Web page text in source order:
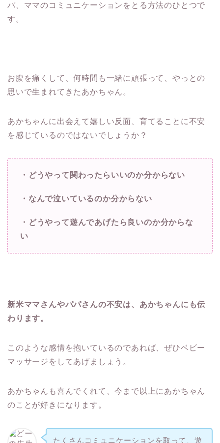
パ、ママのコミュニケーションをとる方法のひとつで
す。
お腹を痛くして、何時間も一緒に頑張って、やっとの
思いで生まれてきたあかちゃん。
あかちゃんに出会えて嬉しい反面、育てることに不安
を感じているのではないでしょうか？
・どうやって関わったらいいのか分からない
・なんで泣いているのか分からない
・どうやって遊んであげたら良いのか分からな
い
新米ママさんやパパさんの不安は、あかちゃんにも伝
わります。
このような感情を抱いているのであれば、ぜひベビー
マッサージをしてあげましょう。
あかちゃんも喜んでくれて、今まで以上にあかちゃん
のことが好きになります。
たくさんコミュニケーションを取って、遊